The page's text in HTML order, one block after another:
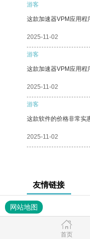
游客
这款加速器VPM应用程
2025-11-02
游客
这款加速器VPM应用程
2025-11-02
游客
这款软件的价格非常实
2025-11-02
友情链接
网站地图
首页